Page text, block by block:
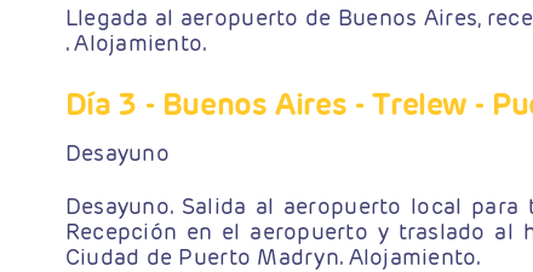
Llegada al aeropuerto de Buenos Aires,
. Alojamiento.
Día 3 - Buenos Aires - Trelew -
Desayuno
Desayuno. Salida al aeropuerto local
Recepción en el aeropuerto y traslado al
Ciudad de Puerto Madryn. Alojamiento.